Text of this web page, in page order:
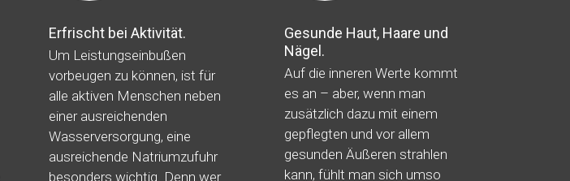
Erfrischt bei Aktivität.
Um Leistungseinbußen
vorbeugen zu können, ist für
alle aktiven Menschen neben
einer ausreichenden
Wasserversorgung, eine
ausreichende Natriumzufuhr
besonders wichtig. Denn wer
Gesunde Haut, Haare und
Nägel.
Auf die inneren Werte kommt
es an – aber, wenn man
zusätzlich dazu mit einem
gepflegten und vor allem
gesunden Äußeren strahlen
kann, fühlt man sich umso